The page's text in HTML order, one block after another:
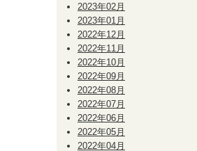
2023年02月
2023年01月
2022年12月
2022年11月
2022年10月
2022年09月
2022年08月
2022年07月
2022年06月
2022年05月
2022年04月